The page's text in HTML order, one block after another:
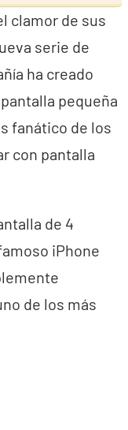
clamor de sus
serie de
ha creado
pequeña
fanático de los
con pantalla
de 4
iPhone
de los más